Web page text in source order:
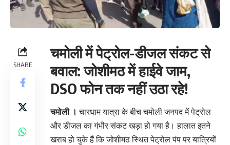
SHARE
चमोली में पेट्रोल-डीजल संकट से
बवाल: जोशीमठ में हाईवे जाम,
DSO फोन तक नहीं उठा रहे!
चमोली ।चारधाम यात्रा के बीच चमोली जनपद में पेट्रोल
और डीजल का गंभीर संकट खड़ा हो गया है। हालात इतने
खराब हो चुके हैं कि जोशीमठ स्थित पेट्रोल पंप पर यात्रियों